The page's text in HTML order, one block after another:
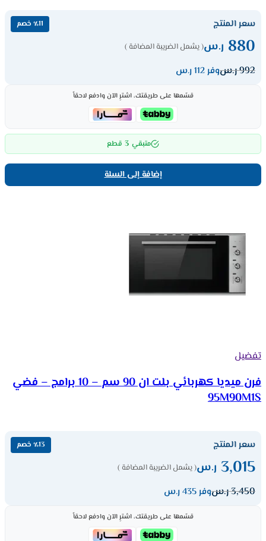
سعر المنتج ٪11 خصم
880 ر.س( يشمل الضريبة المضافة )
992ر.سوفر 112 ر.س
قسّمها على طريقتك، اشترِ الآن وادفع لاحقاً
متبقي 3 قطع
إضافة إلى السلة
تفضيل
فرن ميديا كهربائي بلت ان 90 سم – 10 برامج – فضي
95M90M1S
سعر المنتج ٪13 خصم
3,015 ر.س( يشمل الضريبة المضافة )
3,450ر.سوفر 435 ر.س
قسّمها على طريقتك، اشترِ الآن وادفع لاحقاً